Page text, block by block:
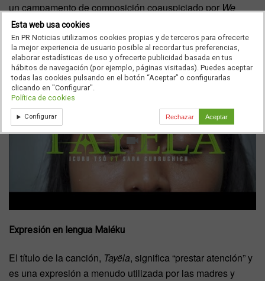
un campamento de composición coauspiciado porWe
Could Be Music, la ONU y la cantante maya, en el que
también se formó ese colectivo de mujeres indígenas de
Costa Rica.
Expresión en lengua Maléku
El título de la canción, Tayëla, significa “prestar atención” y
es una expresión a menudo utilizada por las madres y
Esta web usa cookies
En PR Noticias utilizamos cookies propias y de terceros para ofrecerte
la mejor experiencia de usuario posible al recordar tus preferencias,
elaborar estadísticas de uso y ofrecerte publicidad basada en tus
hábitos de navegación (por ejemplo, páginas visitadas). Puedes aceptar
todas las cookies pulsando en el botón “Aceptar” o configurarlas
clicando en "Configurar".
Política de cookies
Configurar Rechazar Aceptar